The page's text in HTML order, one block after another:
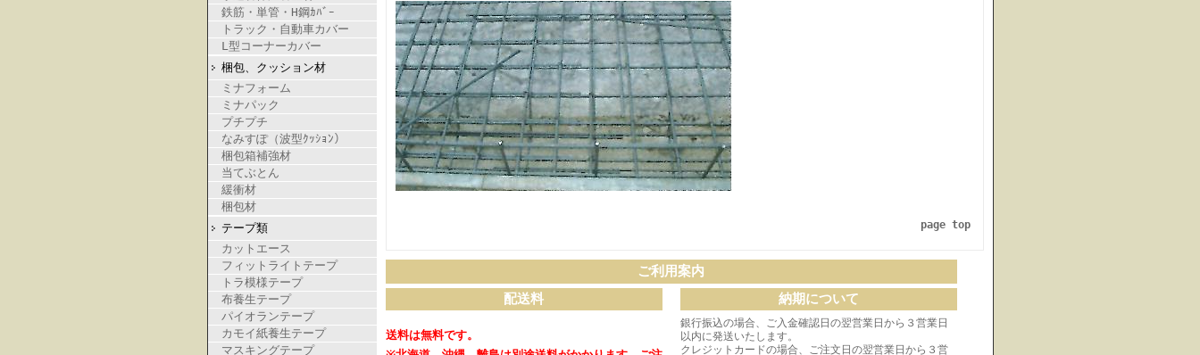
鉄筋・単管・H鋼ｶﾊﾞｰ
トラック・自動車カバー
L型コーナーカバー
梱包、クッション材
ミナフォーム
ミナパック
プチプチ
なみすぽ（波型ｸｯｼｮﾝ）
梱包箱補強材
当てぶとん
緩衝材
梱包材
テープ類
カットエース
フィットライトテープ
トラ模様テープ
布養生テープ
パイオランテープ
カモイ紙養生テープ
マスキングテープ
page top
ご利用案内
配送料
送料は無料です。
納期について
銀行振込の場合、ご入金確認日の翌営業日から３営業日
以内に発送いたします。
クレジットカードの場合、ご注文日の翌営業日から３営